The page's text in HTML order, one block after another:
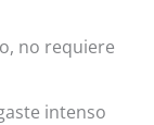
no requiere
intenso